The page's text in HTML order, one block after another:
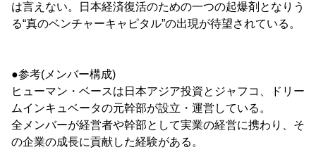
は言えない。日本経済復活のための一つの起爆剤となりう
る“真のベンチャーキャピタル”の出現が待望されている。
●参考(メンバー構成)
ヒューマン・ベースは日本アジア投資とジャフコ、ドリー
ムインキュベータの元幹部が設立・運営している。
全メンバーが経営者や幹部として実業の経営に携わり、そ
の企業の成長に貢献した経験がある。